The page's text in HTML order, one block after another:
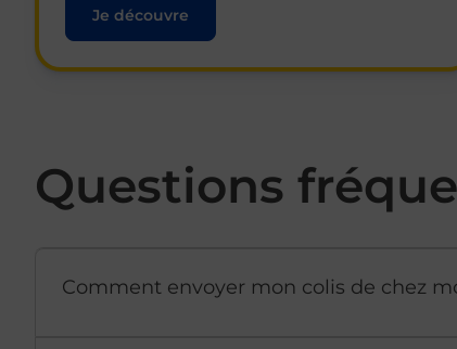
Je découvre
Questions
Comment envoyer mon colis de chez